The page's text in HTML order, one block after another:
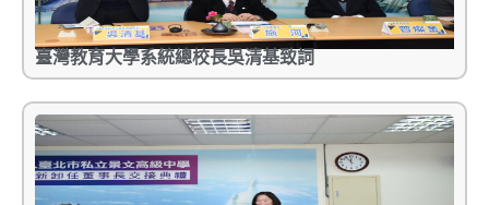
臺灣教育大學系統總校長吳清基致詞